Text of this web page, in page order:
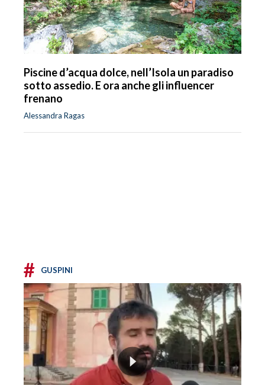
Piscine d’acqua dolce, nell’Isola un paradiso
sotto assedio. E ora anche gli influencer
frenano
Alessandra Ragas
# GUSPINI